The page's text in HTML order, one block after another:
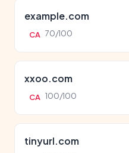
example.com
CA 70/100
xxoo.com
CA 100/100
tinyurl.com